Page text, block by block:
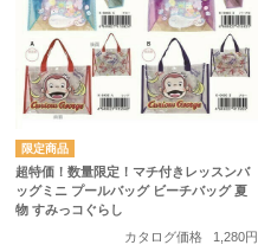
超特価！数量限定！マチ付きレッスンバ
ッグミニ プールバッグ ビーチバッグ 夏
物 すみっコぐらし
カタログ価格
1,280円